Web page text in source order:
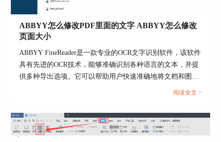
3、选择图像获取方式：
•打开图像或PDF
文档，则选择该选项。
•扫描
如果打算扫描一些页面（当前扫描设置将被使
4、添加‘分析’步骤来检测图像上的区域：
•自动分析布局
ABBYY怎么修改PDF里面的文字 ABBYY怎么修改
页面大小
ABBYY FineReader是一款专业的OCR文字识别软件，该软件
具有先进的OCR技术，能够准确识别各种语言的文本，并提
供多种导出选项。它可以帮助用户快速准确地将文档和图像
中的文本转换为可编辑的文字，提高工作效率和生产力。那
下面一起来了解abbyy怎么修改pdf里面的文字，abbyy怎么修
改页面大小的相关内容。...
阅读全文 >